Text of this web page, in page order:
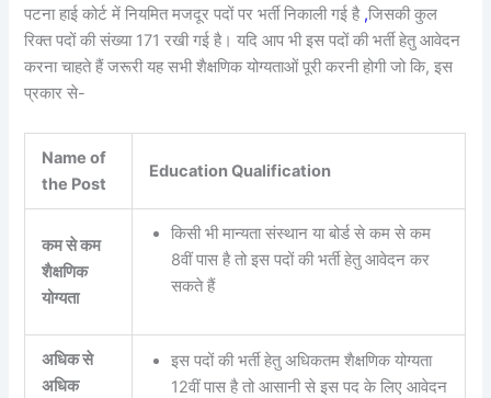
पटना हाई कोर्ट में नियमित मजदूर पदों पर भर्ती निकाली गई है ,जिसकी कुल
रिक्त पदों की संख्या 171 रखी गई है। यदि आप भी इस पदों की भर्ती हेतु आवेदन
करना चाहते हैं जरूरी यह सभी शैक्षणिक योग्यताओं पूरी करनी होगी जो कि, इस
प्रकार से-
Name of
the Post
Education Qualification
कम से कम
शैक्षणिक
योग्यता
किसी भी मान्यता संस्थान या बोर्ड से कम से कम
8वीं पास है तो इस पदों की भर्ती हेतु आवेदन कर
सकते हैं
अधिक से
अधिक
इस पदों की भर्ती हेतु अधिकतम शैक्षणिक योग्यता
12वीं पास है तो आसानी से इस पद के लिए आवेदन